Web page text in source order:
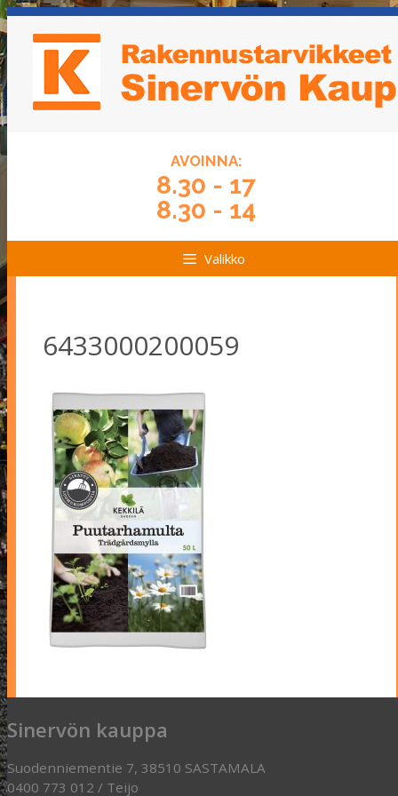
Siirry
sisältöön
Siirry
sisältöön
AVOINNA:
8.30 - 17
8.30 - 14
Valikko
6433000200059
Sinervön kauppa
Suodenniementie 7, 38510 SASTAMALA
0400 773 012 / Teijo